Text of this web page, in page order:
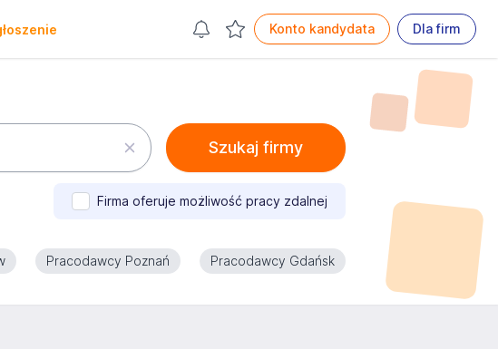
Konto kandydata Dla firm
Szukaj firmy
Firma oferuje możliwość pracy zdalnej
Pracodawcy Poznań Pracodawcy Gdańsk